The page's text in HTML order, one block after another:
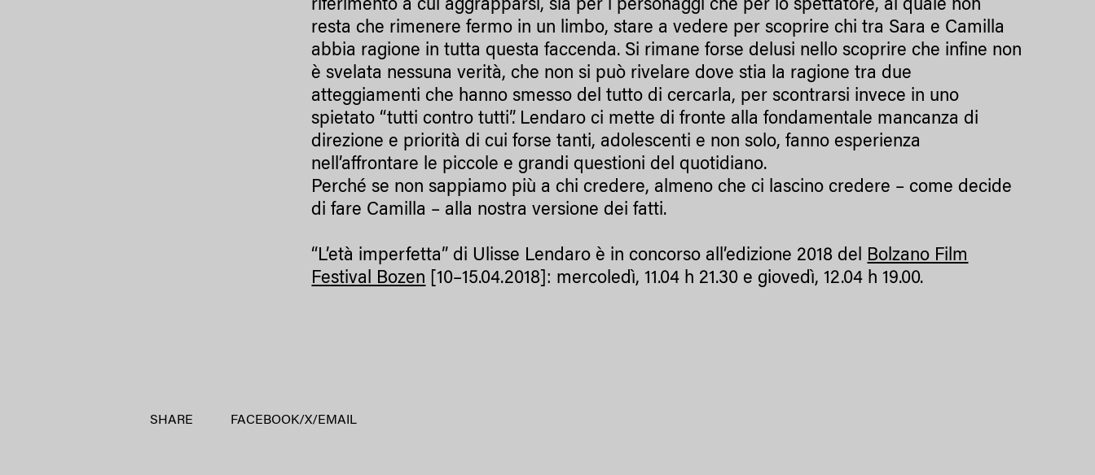
riferimento a cui aggrapparsi, sia per i personaggi che per lo spettatore, al quale non
resta che rimenere fermo in un limbo, stare a vedere per scoprire chi tra Sara e Camilla
abbia ragione in tutta questa faccenda. Si rimane forse delusi nello scoprire che infine non
è svelata nessuna verità, che non si può rivelare dove stia la ragione tra due
atteggiamenti che hanno smesso del tutto di cercarla, per scontrarsi invece in uno
spietato “tutti contro tutti”. Lendaro ci mette di fronte alla fondamentale mancanza di
direzione e priorità di cui forse tanti, adolescenti e non solo, fanno esperienza
nell’affrontare le piccole e grandi questioni del quotidiano.
Perché se non sappiamo più a chi credere, almeno che ci lascino credere – come decide
di fare Camilla – alla nostra versione dei fatti.
“L’età imperfetta” di Ulisse Lendaro è in concorso all’edizione 2018 del Bolzano Film
Festival Bozen [10–15.04.2018]: mercoledì, 11.04 h 21.30 e giovedì, 12.04 h 19.00.
SHARE FACEBOOK/X/ EMAIL